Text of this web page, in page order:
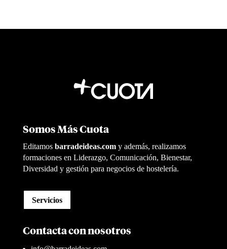
Somos Más Cuota
Editamosbarradeideas.com y además, realizamos
formaciones en Liderazgo, Comunicación, Bienestar,
Diversidad y gestión para negocios de hostelería.
Servicios
Contacta con nosotros